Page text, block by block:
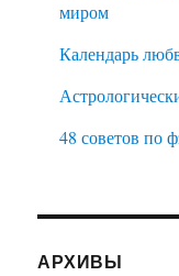
миром
Календарь
48 советов по
АРХИВЫ